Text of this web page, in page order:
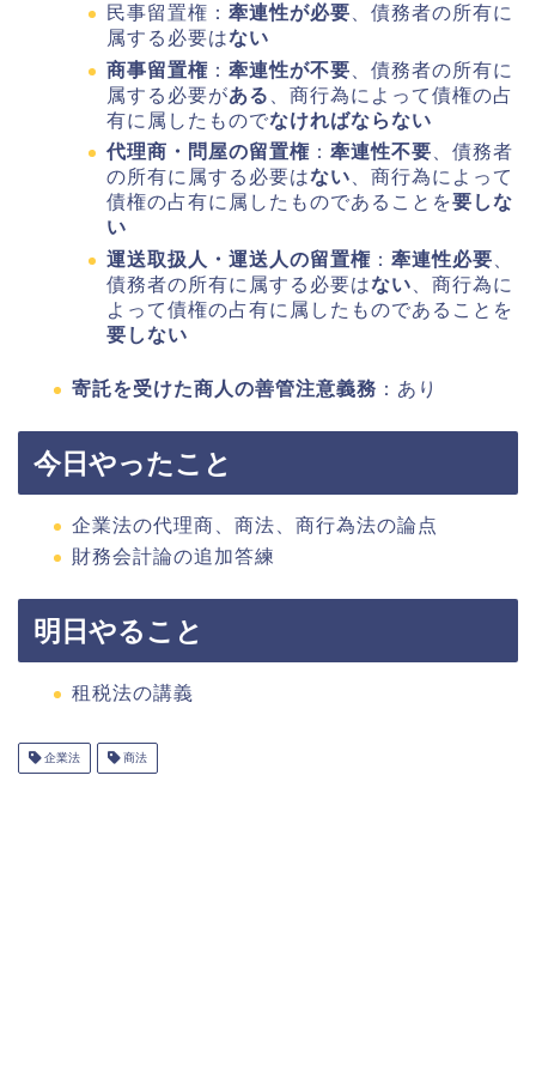
民事留置権： 牽連性が必要 、債務者の所有に
属する必要はない
商事留置権 ： 牽連性が不要 、債務者の所有に
属する必要がある
、商行為によって債権の占
有に属したものでなければならない
代理商・問屋の留置権 ： 牽連性不要 、債務者
の所有に属する必要はない 、商行為によって
債権の占有に属したものであることを要しな
い
運送取扱人・運送人の留置権 ： 牽連性必要
債務者の所有に属する必要はない 、商行為に
よって債権の占有に属したものであることを
要しない
寄託を受けた商人の善管注意義務 ：あり
今日やったこと
企業法の代理商、商法、商行為法の論点
財務会計論の追加答練
明日やること
租税法の講義
企業法 商法